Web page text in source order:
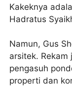
Kakeknya
Hadratus
Namun, Gus
arsitek. Rekam
pengasuh
properti dan